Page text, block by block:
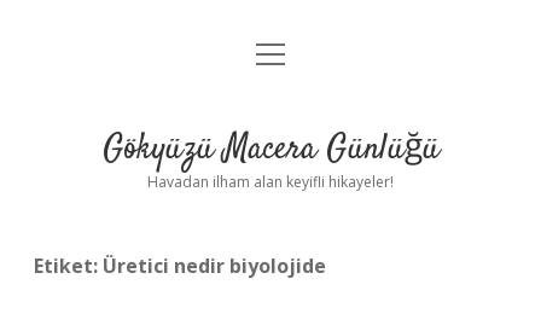
Anasayfa
Yasal Uyarı
menüyü
Gökyüzü Macera Günlüğü
Havadan ilham alan keyifli hikayeler!
Etiket: Üretici nedir biyolojide